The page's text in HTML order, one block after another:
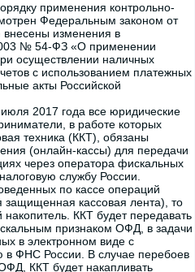
применения контрольно-
Федеральным законом от
изменения в
№ 54-ФЗ «О применении
осуществлении наличных
с использованием платежных
акты Российской
2017 года все юридические
в работе которых
техника (ККТ), обязаны
(онлайн-кассы) для передачи
через оператора фискальных
службу России.
по кассе операций
кассовая лента), то
ККТ будет передавать
признаком ОФД, в задачи
в электронном виде с
в ФНС России. В случае перебоев
ККТ будет накапливать